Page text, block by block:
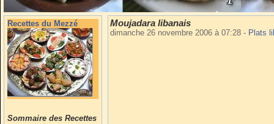
Recettes du Mezzé
Sommaire des Recettes
Moujadara libanais
dimanche 26 novembre 2006 à 07:28 - Plats